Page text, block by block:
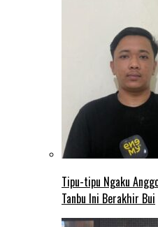
Tipu-tipu Ngaku
Tanbu Ini Berakhir Bui